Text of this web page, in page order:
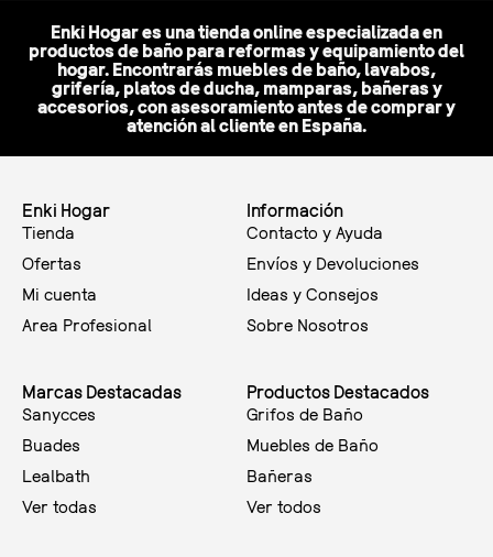
Enki Hogar es una tienda online especializada en
productos de baño para reformas y equipamiento del
hogar. Encontrarás muebles de baño, lavabos,
grifería, platos de ducha, mamparas, bañeras y
accesorios, con asesoramiento antes de comprar y
atención al cliente en España.
Enki Hogar
Tienda
Ofertas
Mi cuenta
Area Profesional
Información
Contacto y Ayuda
Envíos y Devoluciones
Ideas y Consejos
Sobre Nosotros
Marcas Destacadas
Sanycces
Buades
Lealbath
Ver todas
Productos Destacados
Grifos de Baño
Muebles de Baño
Bañeras
Ver todos